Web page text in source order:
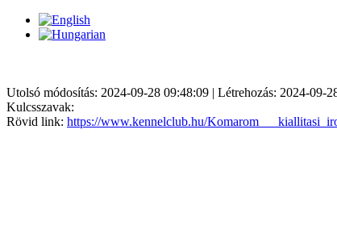
Utolsó módosítás: 2024-09-28 09:48:09 | Létrehozás: 2024-09-
Kulcsszavak:
Rövid link: https://www.kennelclub.hu/